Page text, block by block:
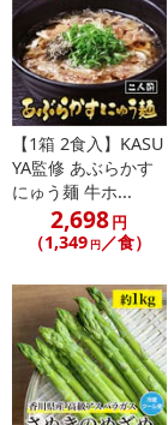
※お申込み後のキャ
記載されている内
にご納得いただき
※パッケージ変更や
参考の掲載画像や
る場合がございます。
また、[新たな加工
了により、商品詳
合がございます。
によるお申込み後
【お支払いについて】
※送料はお試し費
※d払い、PayPay
【1箱 2食入】KASU
YA監修 あぶらかす
にゅう麺 牛ホ...
2,698円
（1,349 円／食）